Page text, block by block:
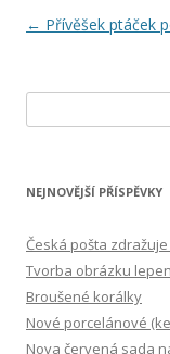
Navigace pro
← Přívěšek ptáček
NEJNOVĚJŠÍ PŘÍSPĚVKY
Česká pošta
Tvorba obrázku
Broušené korálky
Nové porcelánové
Nova červená sada